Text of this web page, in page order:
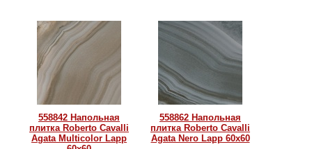
558842 Напольная
плитка Roberto Cavalli
Agata Multicolor Lapp
558862 Напольная
плитка Roberto Cavalli
Agata Nero Lapp 60x60